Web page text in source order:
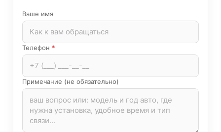
Ваше имя
Телефон *
Примечание (не обязательно)